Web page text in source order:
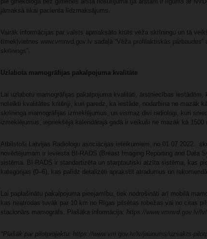
jāmaksā tikai pacienta līdzmaksājums.
Vairāk informācijas par valsts apmaksāto krūts vēža skrīningu un tā
tīmekļvietnes www.vmnvd.gov.lv sadaļā “Vēža profilaktiskās pārbaudes
skrīnings ”.
Uzlabota mamogrāfijas pakalpojuma kvalitāte
Lai uzlabotu mamogrāfijas pakalpojuma kvalitāti, ārstniecības
noteikti kvalitātes kritēriji, kuri paredz, ka iestāde, nodarbina ne mazāk
skrīninga mamogrāfijas izmeklējumus, un vismaz divi radiologi, kuri
izmeklējumus, iepriekšējā kalendārajā gadā ir veikuši ne mazāk kā 1500
Atbilstoši Latvijas Radiologu asociācijas ieteikumiem, no 01.07.2022.
novērtējumam ir ieviesta BI-RADS (Breast Imaging Reporting and Data
sistēma. BI-RADS ir standartizēta un starptautiski atzīta sistēma, kas
kategorijas (0–6), kas palīdz detalizēti aprakstīt atradumus un
Lai paplašinātu pakalpojuma pieejamību, tiek nodrošināti arī mobilā
kas neatrodas tuvāk par 10 km no Rīgas pilsētas robežas vai no citas
stacionārs mamogrāfs. Plašāka informācija: https://www.vmnvd.gov.lv/
*Plašāk par pilotprojektu: https://www.vm.gov.lv/lv/jaunums/uzsakts-